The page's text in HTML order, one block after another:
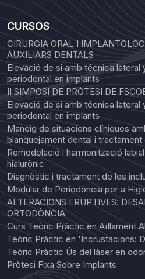
CURSOS
CIRURGIA ORAL I
AUXILIARS DENTALS
Elevació de si amb técnica lateral
periodontal en implants
II SIMPOSI DE PRÒTESI DE
Elevació de si amb técnica lateral
periodontal en implants
Maneig de situacions clíniques
blanquejament dental i tractament
Remodelació i harmonització
hialurònic
Diagnòstic i tractament de les
Modular de Periodòncia per a
ALTERACIONS ERUPTIVES:
ORTODÒNCIA
Curs Teòric Pràctic en Aïllament
Teòric Pràctic en 'Incrustacions:
Teòric Pràctic Ús del làser en
Pròtesi Fixa Sobre Implants